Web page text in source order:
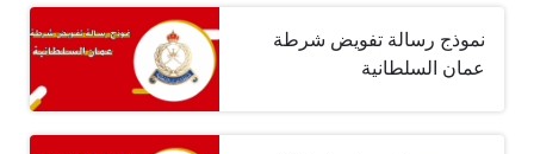
نموذج رسالة تفويض شرطة
عمان السلطانية